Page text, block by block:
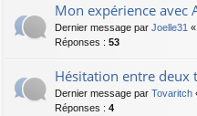
Mon expérience avec
Dernier message par Joelle31 «
Réponses : 53
Hésitation entre deux
Dernier message par Tovaritch
Réponses : 4